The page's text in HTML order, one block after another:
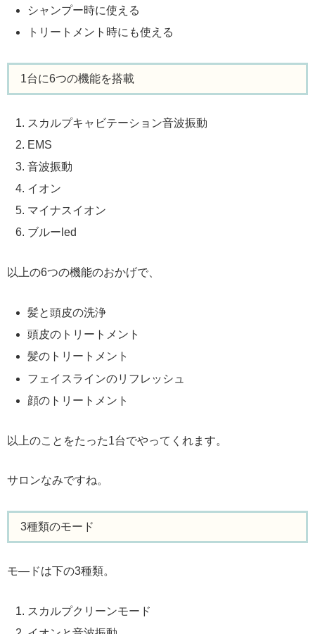
シャンプー時に使える
トリートメント時にも使える
1台に6つの機能を搭載
スカルプキャビテーション音波振動
EMS
音波振動
イオン
マイナスイオン
ブルーled
以上の6つの機能のおかげで、
髪と頭皮の洗浄
頭皮のトリートメント
髪のトリートメント
フェイスラインのリフレッシュ
顔のトリートメント
以上のことをたった1台でやってくれます。
サロンなみですね。
3種類のモード
モ―ドは下の3種類。
スカルプクリーンモード